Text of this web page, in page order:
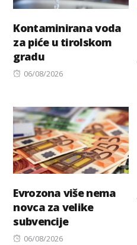
Kontaminirana voda
za piće u tirolskom
gradu
Posted
06/08/2026
Evrozona više nema
novca za velike
subvencije
Posted
06/08/2026